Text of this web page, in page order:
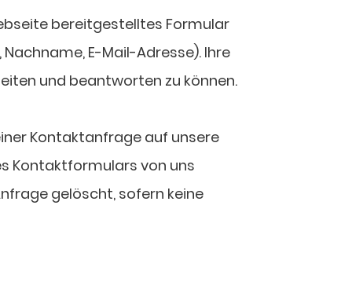
bereitgestelltes Formular
E-Mail-Adresse). Ihre
und beantworten zu können.
Kontaktanfrage auf unsere
Kontaktformulars von uns
gelöscht, sofern keine